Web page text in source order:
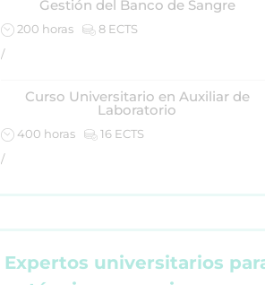
Gestión del Banco de Sangre
200 horas
8 ECTS
/
Curso Universitario en Auxiliar de
Laboratorio
400 horas
16 ECTS
/
Expertos universitarios